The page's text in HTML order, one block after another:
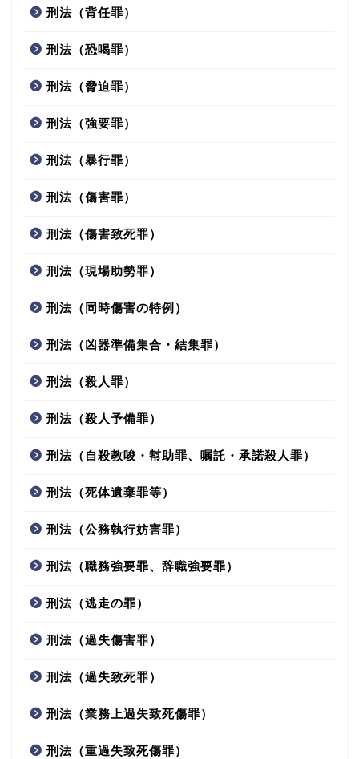
刑法（背任罪）
刑法（恐喝罪）
刑法（脅迫罪）
刑法（強要罪）
刑法（暴行罪）
刑法（傷害罪）
刑法（傷害致死罪）
刑法（現場助勢罪）
刑法（同時傷害の特例）
刑法（凶器準備集合・結集罪）
刑法（殺人罪）
刑法（殺人予備罪）
刑法（自殺教唆・幇助罪、嘱託・承諾殺人罪）
刑法（死体遺棄罪等）
刑法（公務執行妨害罪）
刑法（職務強要罪、辞職強要罪）
刑法（逃走の罪）
刑法（過失傷害罪）
刑法（過失致死罪）
刑法（業務上過失致死傷罪）
刑法（重過失致死傷罪）